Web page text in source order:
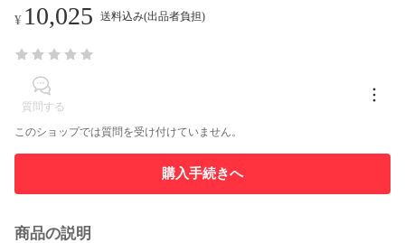
¥ 10,025 送料込み(出品者負担)
質問する
このショップでは質問を受け付けていません。
購入手続きへ
商品の説明